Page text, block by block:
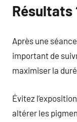
Résultats
Après une
important de
maximiser la
Évitez
altérer les